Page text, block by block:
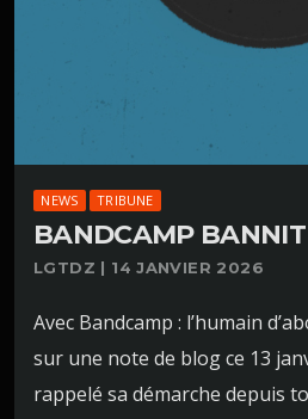
NEWS TRIBUNE
BANDCAMP BANNIT
LGTDZ | 14 JANVIER 2026
Avec Bandcamp : l’humain
sur une note de blog ce 13
rappelé sa démarche depuis